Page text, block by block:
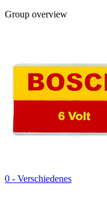
Group overview
0 - Verschiedenes